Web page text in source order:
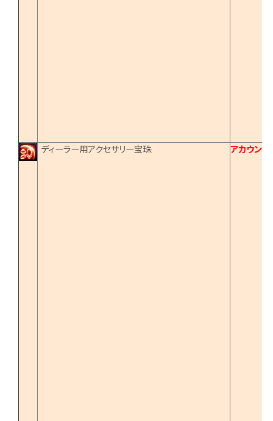
ディーラー用アクセサリー宝珠 アカウント